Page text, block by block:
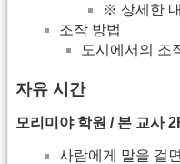
※ 상세한
조작 방법
도시에서의 조
자유 시간
모리미야 학원 / 본 교사
사람에게 말을 걸